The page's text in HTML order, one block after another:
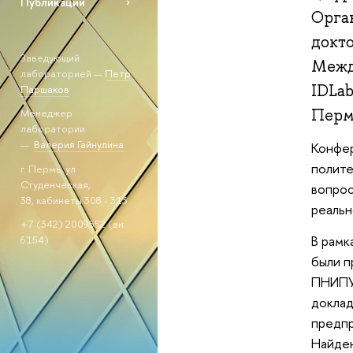
Заведующий
лабораторией — Петр
Паршаков
Менеджер
лаборатории
— Валерия Гайнулина
г. Пермь, ул.
Студенческая,
38, кабинеты 308 - 313
+7 (342) 2009552 (вн.
6154)
В
были
ПНИПУ